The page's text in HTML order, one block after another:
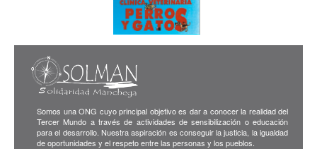
Somos una ONG cuyo principal objetivo es dar a conocer la realidad del
Tercer Mundo a través de actividades de sensibilización o educación
para el desarrollo. Nuestra aspiración es conseguir la justicia, la igualdad
de oportunidades y el respeto entre las personas y los pueblos.